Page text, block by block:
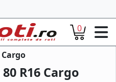
0
Cargo
R16 Cargo